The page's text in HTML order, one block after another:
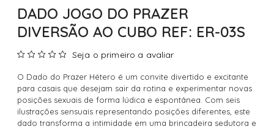
DADO JOGO DO PRAZER
DIVERSÃO AO CUBO REF: ER-03S
Seja o primeiro a avaliar
O Dado do Prazer Hétero é um convite divertido e excitante
para casais que desejam sair da rotina e experimentar novas
posições sexuais de forma lúdica e espontânea. Com seis
ilustrações sensuais representando posições diferentes, este
dado transforma a intimidade em uma brincadeira sedutora e